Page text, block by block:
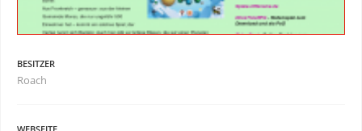
BESITZER
Roach